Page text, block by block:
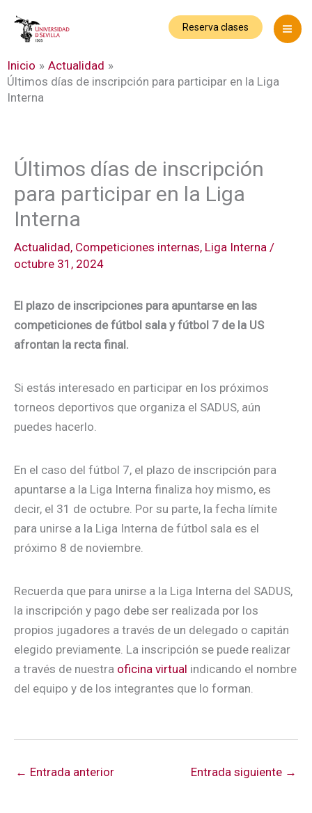
Reserva clases
Inicio
Actualidad
Últimos días de inscripción para participar en la Liga
Interna
Últimos días de inscripción
para participar en la Liga
Interna
Actualidad, Competiciones internas, Liga Interna /
octubre 31, 2024
El plazo de inscripciones para apuntarse en las
competiciones de fútbol sala y fútbol 7 de la US
afrontan la recta final.
Si estás interesado en participar en los próximos
torneos deportivos que organiza el SADUS, aún
puedes hacerlo.
En el caso del fútbol 7, el plazo de inscripción para
apuntarse a la Liga Interna finaliza hoy mismo, es
decir, el 31 de octubre. Por su parte, la fecha límite
para unirse a la Liga Interna de fútbol sala es el
próximo 8 de noviembre.
Recuerda que para unirse a la Liga Interna del SADUS,
la inscripción y pago debe ser realizada por los
propios jugadores a través de un delegado o capitán
elegido previamente. La inscripción se puede realizar
a través de nuestra oficina virtual indicando el nombre
del equipo y de los integrantes que lo forman.
← Entrada anterior Entrada siguiente →